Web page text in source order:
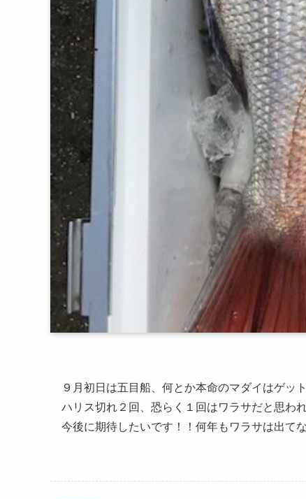
９月初日は五目船、何とか本命のマダイはゲッ
ハリス切れ２回、恐らく１回はワラサだと思わ
今後に期待したいです！！何年もワラサは出て